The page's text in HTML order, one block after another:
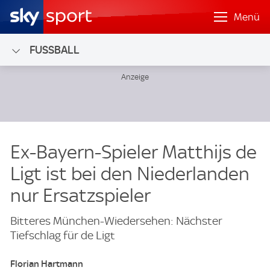
Menü
FUSSBALL
Ex-Bayern-Spieler Matthijs de
Ligt ist bei den Niederlanden
nur Ersatzspieler
Bitteres München-Wiedersehen: Nächster
Tiefschlag für de Ligt
Florian Hartmann